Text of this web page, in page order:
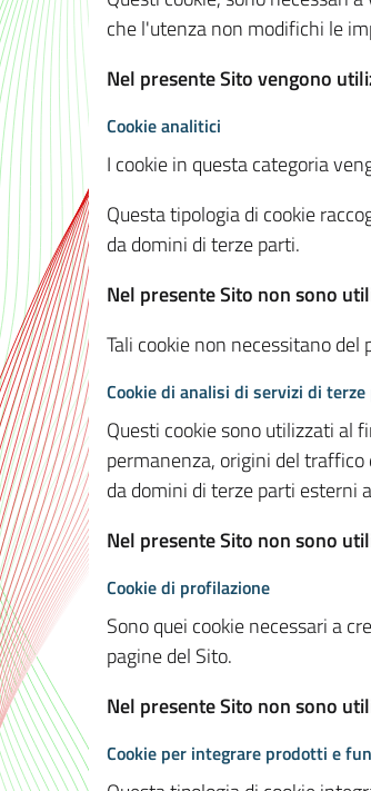
che l'utenza non modifichi le
Nel presente Sito vengono
Cookie analitici
I cookie in questa categoria
Questa tipologia di cookie
da domini di terze parti.
Nel presente Sito non sono
Tali cookie non necessitano
Cookie di analisi di servizi di
Questi cookie sono utilizzati al
permanenza, origini del
da domini di terze parti esterni
Nel presente Sito non sono
Cookie di profilazione
Sono quei cookie necessari a
pagine del Sito.
Nel presente Sito non sono
Cookie per integrare prodotti e